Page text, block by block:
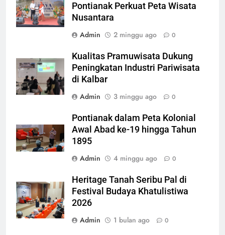
Pontianak Perkuat Peta Wisata
Nusantara
Admin
2 minggu ago 0
Kualitas Pramuwisata Dukung
Peningkatan Industri Pariwisata
di Kalbar
Admin
3 minggu ago 0
Pontianak dalam Peta Kolonial
Awal Abad ke-19 hingga Tahun
1895
Admin
4 minggu ago 0
Heritage Tanah Seribu Pal di
Festival Budaya Khatulistiwa
2026
Admin
1 bulan ago 0